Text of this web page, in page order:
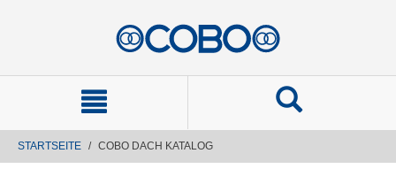
STARTSEITE COBO DACH KATALOG